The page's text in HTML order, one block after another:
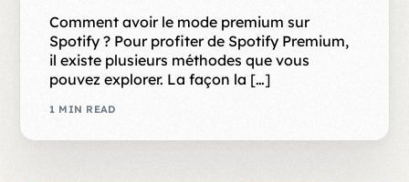
Comment avoir le mode premium sur
Spotify ? Pour profiter de Spotify Premium,
il existe plusieurs méthodes que vous
pouvez explorer. La façon la […]
1 MIN READ